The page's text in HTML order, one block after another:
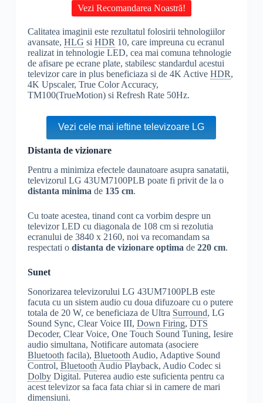
Vezi Recomandarea Noastră!
Calitatea imaginii este rezultatul folosirii tehnologiilor
avansate, HLG si HDR 10, care impreuna cu ecranul
realizat in tehnologie LED, cea mai comuna tehnologie
de afisare pe ecrane plate, stabilesc standardul acestui
televizor care in plus beneficiaza si de 4K Active HDR,
4K Upscaler, True Color Accuracy,
TM100(TrueMotion) si Refresh Rate 50Hz.
Vezi cele mai ieftine televizoare LG
Distanta de vizionare
Pentru a minimiza efectele daunatoare asupra sanatatii,
televizorul LG 43UM7100PLB poate fi privit de la o
distanta minima de 135 cm.
Cu toate acestea, tinand cont ca vorbim despre un
televizor LED cu diagonala de 108 cm si rezolutia
ecranului de 3840 x 2160, noi va recomandam sa
respectati o distanta de vizionare optima de 220 cm.
Sunet
Sonorizarea televizorului LG 43UM7100PLB este
facuta cu un sistem audio cu doua difuzoare cu o putere
totala de 20 W, ce beneficiaza de Ultra Surround, LG
Sound Sync, Clear Voice III, Down Firing, DTS
Decoder, Clear Voice, One Touch Sound Tuning, Iesire
audio simultana, Notificare automata (asociere
Bluetooth facila), Bluetooth Audio, Adaptive Sound
Control, Bluetooth Audio Playback, Audio Codec si
DolbyDigital. Puterea audio este suficienta pentru ca
acest televizor sa faca fata chiar si in camere de mari
dimensiuni.